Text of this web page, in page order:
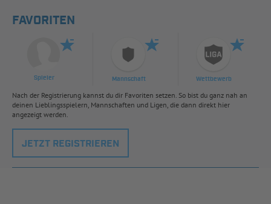
FAVORITEN
Spieler Mannschaft Wettbewerb
Nach der Registrierung kannst du dir Favoriten setzen. So bist du ganz nah an
deinen Lieblingsspielern, Mannschaften und Ligen, die dann direkt hier
angezeigt werden.
JETZT REGISTRIEREN